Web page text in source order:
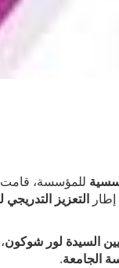
للمؤسسة، قامت
التعزيز
السيدة لور شوكون
الجامعة.